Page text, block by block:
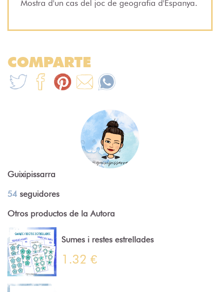
Mostra d'un cas del joc de geografia d'Espanya.
COMPARTE
Guixipissarra
54 seguidores
Otros productos de la Autora
Sumes i restes estrellades
1.32 €